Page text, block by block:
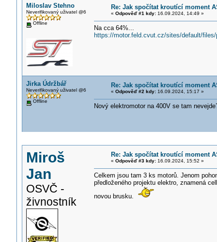
Miloslav Stehno
Neverifikovaný uživatel @6
Offline
Re: Jak spočítat kroutící moment
« Odpověď #1 kdy:16.09.2024, 14:49 »
Na cca 64%...
https://motor.feld.cvut.cz/sites/default/
Jirka Údržbář
Neverifikovaný uživatel @6
Offline
Re: Jak spočítat kroutící moment
« Odpověď #2 kdy:16.09.2024, 15:17 »
Nový elektromotor na 400V se tam
Miroš
Jan
OSVČ -
živnostník
Re: Jak spočítat kroutící moment
« Odpověď #3 kdy:16.09.2024, 15:52 »
Celkem jsou tam 3 ks motorů. Jenom
předloženého projektu elektro, znamená
novou brusku.